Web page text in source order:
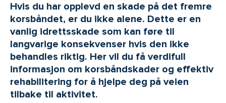
Hvis du har opplevd en skade på det fremre
korsbåndet, er du ikke alene. Dette er en
vanlig idrettsskade som kan føre til
langvarige konsekvenser hvis den ikke
behandles riktig. Her vil du få verdifull
informasjon om korsbåndskader og effektiv
rehabilitering for å hjelpe deg på veien
tilbake til aktivitet.